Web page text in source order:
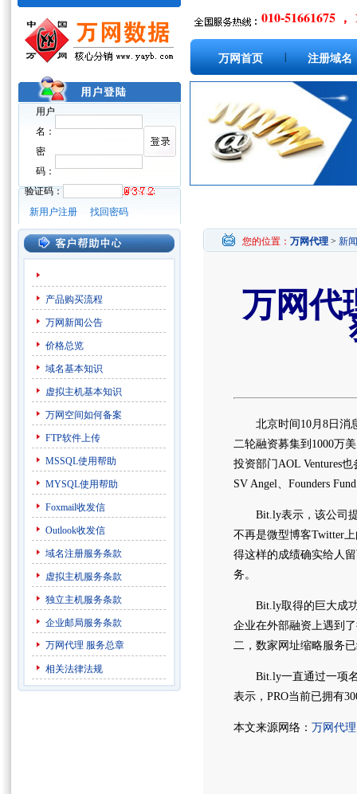
用户
名：
密
码：
验证码：
新用户注册
找回密码
010-51661675 ，
万网首页 注册域名
产品购买流程
万网新闻公告
价格总览
域名基本知识
虚拟主机基本知识
万网空间如何备案
FTP软件上传
MSSQL使用帮助
MYSQL使用帮助
Foxmail收发信
Outlook收发信
域名注册服务条款
虚拟主机服务条款
独立主机服务条款
企业邮局服务条款
万网代理 服务总章
相关法律法规
您的位置： 万网代理 > 新
万网代
北京时间10月8日消息
二轮融资募集到1000万
投资部门AOL Ventures
SV Angel、Founders
Bit.ly表示，该公司提
不再是微型博客Twitter
得这样的成绩确实给人
务。
Bit.ly取得的巨大成功
企业在外部融资上遇到
二，数家网址缩略服务
Bit.ly一直通过一项名
表示，PRO当前已拥有
本文来源网络： 万网代理